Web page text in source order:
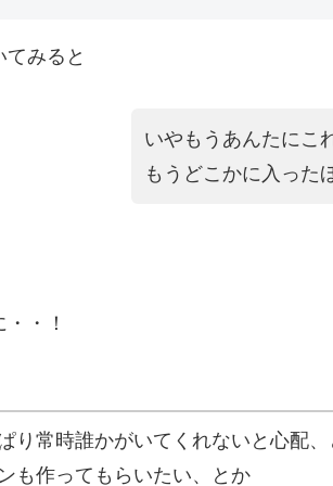
てみると
いやもうあんたにこ
もうどこかに入った
・！
り常時誰かがいてくれないと心配、
も作ってもらいたい、とか